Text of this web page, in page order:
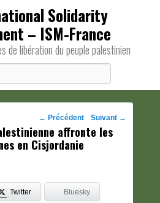
Solidarity
– ISM-France
de libération du peuple palestinien
Navigation
des
posts
← Précédent Suivant →
affronte les
en Cisjordanie
Twitter Bluesky